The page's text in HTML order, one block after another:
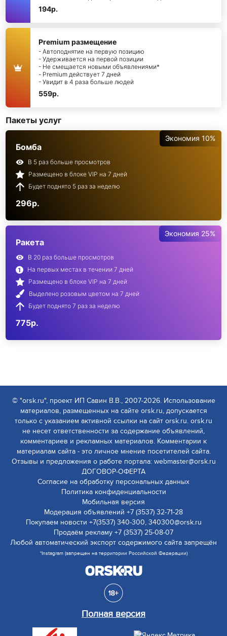
194р.
Premium размещение
- Автоподнятие на первую позицию
- Удерживается на первой позиции
- Не смещается новыми объявлениями*
- Premium действует 7 дней
- Увидит в 4 раза больше людей
559р.
Пакеты услуг
Экономия 10%
Бомба
В 5 раз больше просмотров
Размещено в блоке VIP на 7 дней
Будет поднято 5 раз за неделю
296р.
Экономия 25%
Ракета
В 20 раз больше просмотров
На первых местах в течении 7 дней
Размещено в блоке VIP на 7 дней
Выделено розовым цветом на 7 дней
Будет поднято 7 раз за неделю
775р.
© "orsk.ru", проект ИП Савин В.В., 2007-2026. Использование
материалов, размещенных на сайте orsk.ru, допускается
только с указанием активной ссылки на сайт orsk.ru. orsk.ru
не несет ответственности за содержание объявлений,
комментариев и рекламных материалов. Комментарии к
материалам сайта - это личное мнение посетителей сайта.
Отзывы и предложения о работе портала: webmaster@orsk.ru
ДОГОВОР-ОФЕРТА
Согласие на обработку персональных данных
Политика конфиденциальности
Мобильная версия
Модерация объявлений +7 (3537) 32-71-28
Покупаем новости +7(3537) 340-300, 340300@orsk.ru
Продаём рекламу +7 (3537) 25-08-07
Любой автоматический экспорт содержимого сайта запрещён
*Instagram (запрещен на территории Российской Федерации)
Полная версия